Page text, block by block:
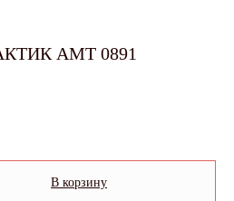
AMT 0891
В корзину